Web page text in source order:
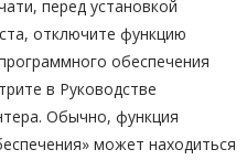
перед установкой
отключите функцию
обеспечения
в Руководстве
Обычно, функция
может находиться